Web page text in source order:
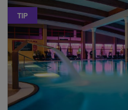
TIP